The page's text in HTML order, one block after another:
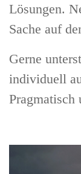
Lösungen.
Sache auf
Gerne
individuell
Pragmatisch